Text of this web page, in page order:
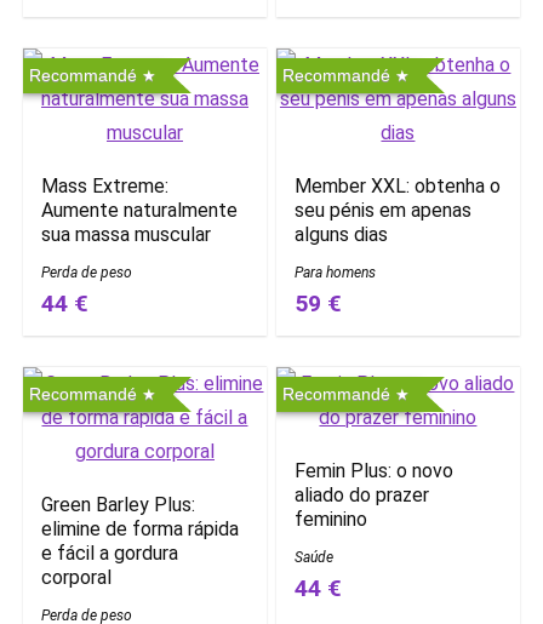
Recommandé
Mass Extreme:
Aumente naturalmente
sua massa muscular
Perda de peso
44 €
Recommandé
Member XXL: obtenha o
seu pénis em apenas
alguns dias
Para homens
59 €
Recommandé
Green Barley Plus:
elimine de forma rápida
e fácil a gordura
corporal
Perda de peso
Recommandé
Femin Plus: o novo
aliado do prazer
feminino
Saúde
44 €